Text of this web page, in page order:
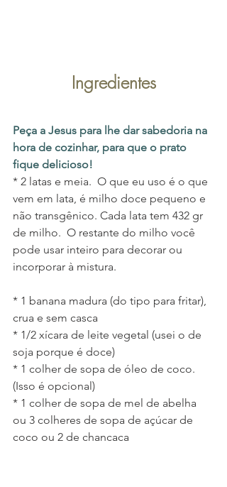
Ingredientes
Peça a Jesus para lhe dar sabedoria na
hora de cozinhar, para que o prato
fique delicioso!
* 2 latas e meia.  O que eu uso é o que
vem em lata, é milho doce pequeno e
não transgênico. Cada lata tem 432 gr
de milho.  O restante do milho você
pode usar inteiro para decorar ou
incorporar à mistura.
* 1 banana madura (do tipo para fritar),
crua e sem casca
* 1/2 xícara de leite vegetal (usei o de
soja porque é doce)
* 1 colher de sopa de óleo de coco.
(Isso é opcional)
* 1 colher de sopa de mel de abelha
ou 3 colheres de sopa de açúcar de
coco ou 2 de chancaca